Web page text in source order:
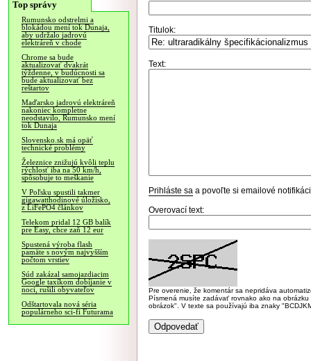
Top správy
Rumunsko odstrelmi a
blokádou mení tok Dunaja,
aby udržalo jadrovú
elektráreň v chode
Chrome sa bude
aktualizovať dvakrát
týždenne, v budúcnosti sa
bude aktualizovať bez
reštartov
Maďarsko jadrovú elektráreň
nakoniec kompletne
neodstavilo, Rumunsko mení
tok Dunaja
Slovensko.sk má opäť
technické problémy
Železnice znižujú kvôli teplu
rýchlosť iba na 50 km/h,
spôsobuje to meškanie
V Poľsku spustili takmer
gigawatthodinové úložisko,
z LiFePO4 článkov
Telekom pridal 12 GB balík
pre Easy, chce zaň 12 eur
Spustená výroba flash
pamäte s novým najvyšším
počtom vrstiev
Súd zakázal samojazdiacim
Google taxíkom dobíjanie v
noci, rušili obyvateľov
Odštartovala nová séria
populárneho sci-fi Futurama
Titulok:
Text:
Prihláste sa a povoľte si emailové
Overovací text:
Pre overenie, že komentár sa nepridáva
Písmená musíte zadávať rovnako ako na
obrázok". V texte sa používajú iba znaky